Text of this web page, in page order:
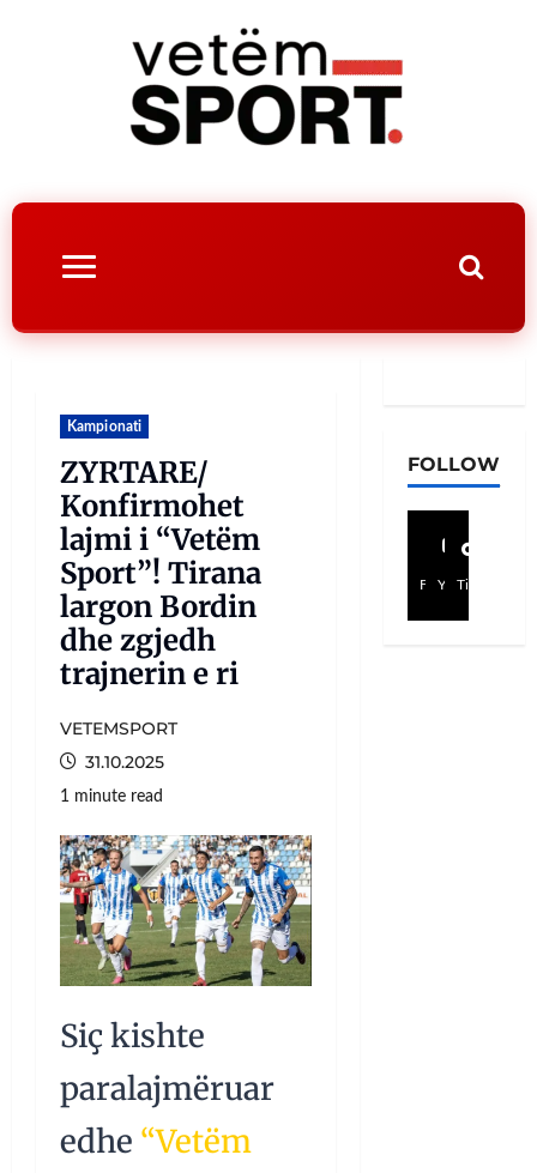
Kampionati
ZYRTARE/
Konfirmohet
lajmi i “Vetëm
Sport”! Tirana
largon Bordin
dhe zgjedh
trajnerin e ri
VETEMSPORT
31.10.2025
1 minute read
Siç kishte
paralajmëruar
edhe “Vetëm
FOLLOW
Facebook
YouTube
TikTok